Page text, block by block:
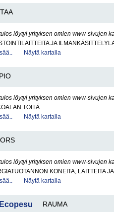
löytyi yrityksen omien www-sivujen
JA
Näytä kartalla
löytyi yrityksen omien www-sivujen
TÖITÄ
Näytä kartalla
löytyi yrityksen omien www-sivujen
KONEITA, LAITTEITA
Näytä kartalla
RAUMA